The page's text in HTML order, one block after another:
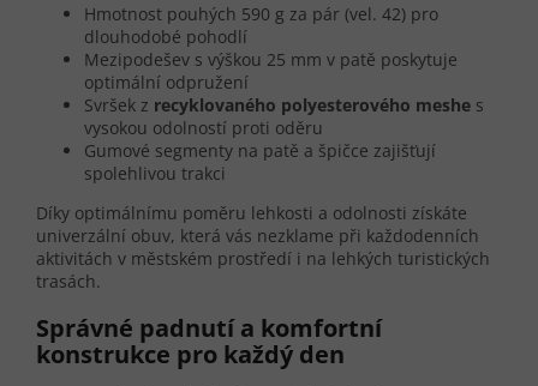
Hmotnost pouhých 590 g za pár (vel. 42) pro
dlouhodobé pohodlí
Mezipodešev s výškou 25 mm v patě poskytuje
optimální odpružení
Svršek z recyklovaného polyesterového meshe s
vysokou odolností proti oděru
Gumové segmenty na patě a špičce zajišťují
spolehlivou trakci
Díky optimálnímu poměru lehkosti a odolnosti získáte
univerzální obuv, která vás nezklame při každodenních
aktivitách v městském prostředí i na lehkých turistických
trasách.
Správné padnutí a komfortní
konstrukce pro každý den